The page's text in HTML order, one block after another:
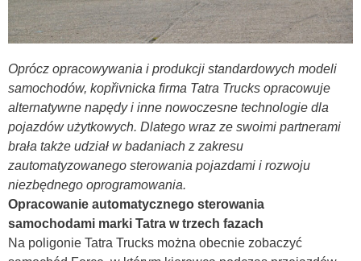
Oprócz opracowywania i produkcji standardowych modeli
samochodów, kopřivnicka firma Tatra Trucks opracowuje
alternatywne napędy i inne nowoczesne technologie dla
pojazdów użytkowych. Dlatego wraz ze swoimi partnerami
brała także udział w badaniach z zakresu
zautomatyzowanego sterowania pojazdami i rozwoju
niezbędnego oprogramowania.
Opracowanie automatycznego sterowania
samochodami marki Tatra w trzech fazach
Na poligonie Tatra Trucks można obecnie zobaczyć